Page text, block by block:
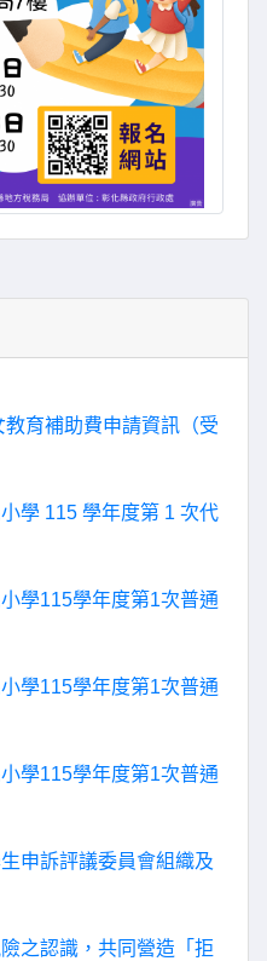
育補助費申請資訊（受
學 115 學年度第 1 次代
學115學年度第1次普通
學115學年度第1次普通
學115學年度第1次普通
申訴評議委員會組織及
之認識，共同營造「拒